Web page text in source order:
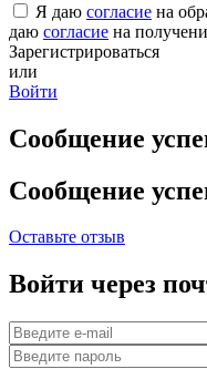
Я даю согласие на
даю согласие на
Зарегистрироваться
или
Войти
Сообщение
Сообщение
Оставьте отзыв
Войти через